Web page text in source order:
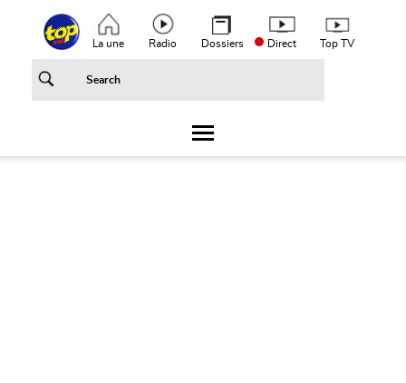
Aller au contenu principalTop header menu
La une Radio Dossiers Direct Top TV